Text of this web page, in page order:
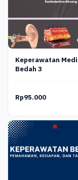
Keperawatan
Bedah 3
Rp95.000